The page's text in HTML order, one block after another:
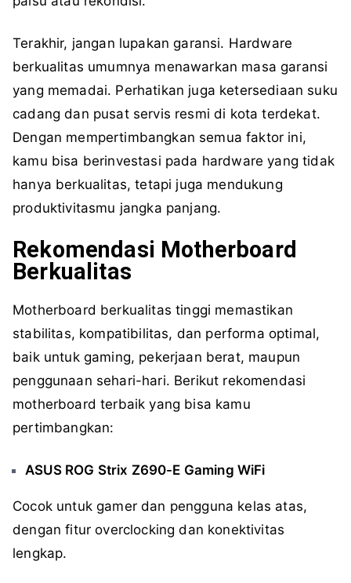
Terakhir, jangan lupakan garansi. Hardware
berkualitas umumnya menawarkan masa garansi
yang memadai. Perhatikan juga ketersediaan suku
cadang dan pusat servis resmi di kota terdekat.
Dengan mempertimbangkan semua faktor ini,
kamu bisa berinvestasi pada hardware yang tidak
hanya berkualitas, tetapi juga mendukung
produktivitasmu jangka panjang.
Rekomendasi Motherboard
Berkualitas
Motherboard berkualitas tinggi memastikan
stabilitas, kompatibilitas, dan performa optimal,
baik untuk gaming, pekerjaan berat, maupun
penggunaan sehari-hari. Berikut rekomendasi
motherboard terbaik yang bisa kamu
pertimbangkan:
ASUS ROG Strix Z690-E Gaming WiFi
Cocok untuk gamer dan pengguna kelas atas,
dengan fitur overclocking dan konektivitas
lengkap.